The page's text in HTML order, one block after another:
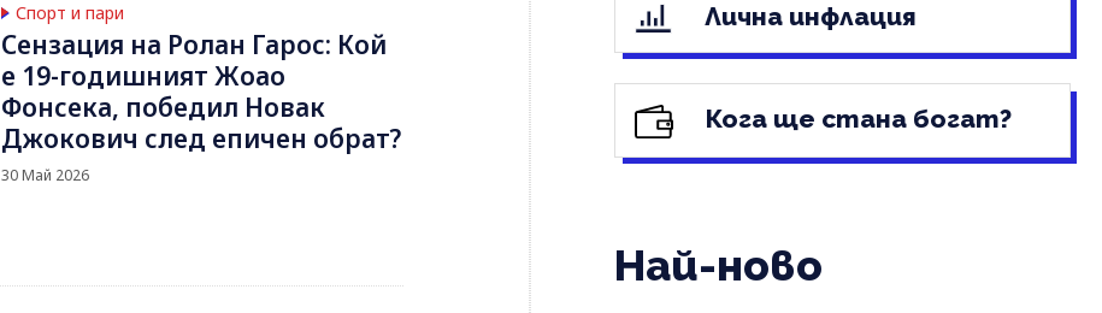
Спорт и пари
Сензация на Ролан Гарос: Кой
е 19-годишният Жоао
Фонсека, победил Новак
Джокович след епичен обрат?
30 Май 2026
Лична инфлация
Кога ще стана богат?
Най-ново